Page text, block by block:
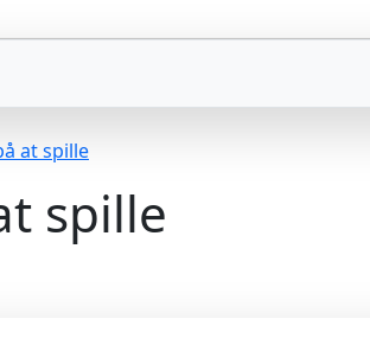
at spille
spille